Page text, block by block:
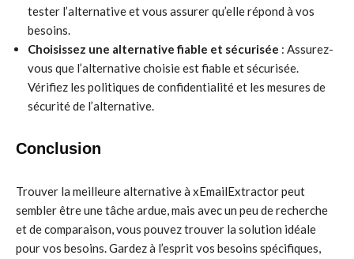
tester l’alternative et vous assurer qu’elle répond à vos
besoins.
Choisissez une alternative fiable et sécurisée : Assurez-
vous que l’alternative choisie est fiable et sécurisée.
Vérifiez les politiques de confidentialité et les mesures de
sécurité de l’alternative.
Conclusion
Trouver la meilleure alternative à xEmailExtractor peut
sembler être une tâche ardue, mais avec un peu de recherche
et de comparaison, vous pouvez trouver la solution idéale
pour vos besoins. Gardez à l’esprit vos besoins spécifiques,